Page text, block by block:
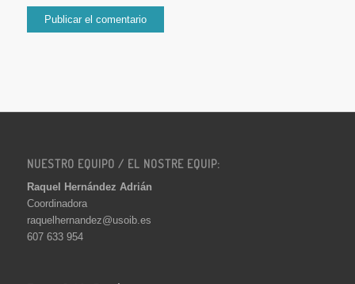
NUESTRO EQUIPO / EL NOSTRE EQUIP:
Raquel Hernández Adrián
Coordinadora
raquelhernandez@usoib.es
607 633 954